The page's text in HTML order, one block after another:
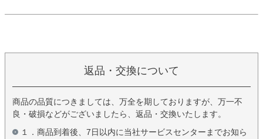
返品・交換について
商品の品質につきましては、万全を期しておりますが、万一不
良・破損などがございましたら、返品・交換いたします。
１．商品到着後、7日以内に当社サービスセンターまでお知ら